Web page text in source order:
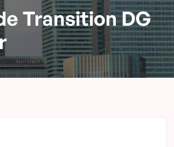
Transition DG